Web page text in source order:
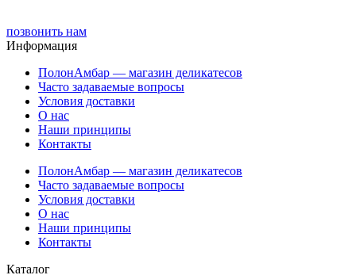
позвонить нам
Информация
ПолонАмбар — магазин деликатесов
Часто задаваемые вопросы
Условия доставки
О нас
Наши принципы
Контакты
ПолонАмбар — магазин деликатесов
Часто задаваемые вопросы
Условия доставки
О нас
Наши принципы
Контакты
Каталог